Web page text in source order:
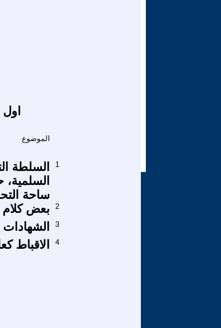
الموضوع
السلطة
ساحة التحرير اب
1
بعض 2
3
الاقباط 4